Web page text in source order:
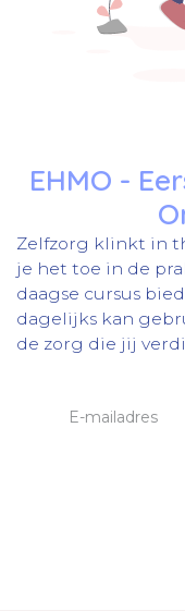
EHMO -
Zelfzorg klinkt in
je het toe in de
daagse cursus
dagelijks kan
de zorg die jij